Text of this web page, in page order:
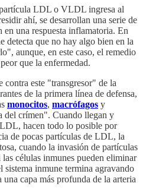
LDL o VLDL ingresa al
ahí, se desarrollan una serie de
una respuesta inflamatoria. En
detecta que no hay algo bien en la
aunque, en este caso, el remedio
que la enfermedad.
contra este "transgresor" de la
de la primera línea de defensa,
monocitos, macrófagos y
del crímen". Cuando llegan y
hacen todo lo posible por
de pocas partículas de LDL, la
cuando la invasión de partículas
células inmunes pueden eliminar
sistema inmune termina agravando
capa más profunda de la arteria